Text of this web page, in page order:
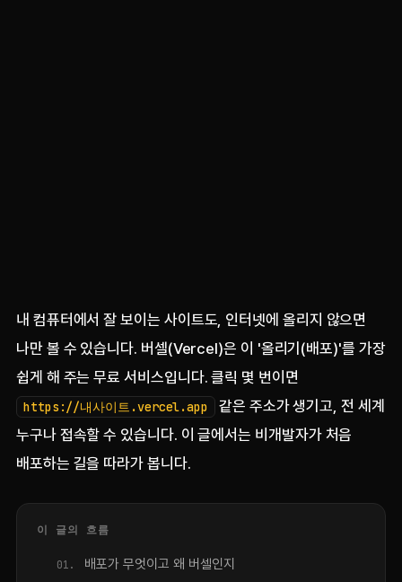
내 컴퓨터에서 잘 보이는 사이트도, 인터넷에 올리지 않으면
나만 볼 수 있습니다. 버셀(Vercel)은 이 '올리기(배포)'를 가장
쉽게 해 주는 무료 서비스입니다. 클릭 몇 번이면
https://내사이트.vercel.app
같은 주소가 생기고, 전 세계
누구나 접속할 수 있습니다. 이 글에서는 비개발자가 처음
배포하는 길을 따라가 봅니다.
이 글의 흐름
배포가 무엇이고 왜 버셀인지